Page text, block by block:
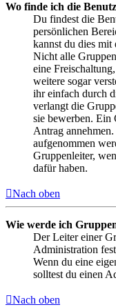
Wo finde ich die
Du findest die
persönlichen
kannst du dies mit
Nicht alle
eine
weitere sogar
ihr einfach durch
verlangt die
sie bewerben. Ein
Antrag
aufgenommen
Gruppenleiter,
dafür haben.
Nach oben
Wie werde ich
Der Leiter einer
Administration
Wenn du eine
solltest du einen
Nach oben